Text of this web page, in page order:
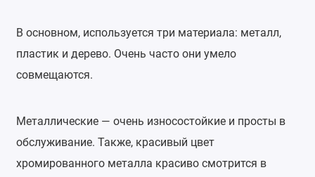
В основном, используется три материала: металл,
пластик и дерево. Очень часто они умело
совмещаются.
Металлические — очень износостойкие и просты в
обслуживание. Также, красивый цвет
хромированного металла красиво смотрится в